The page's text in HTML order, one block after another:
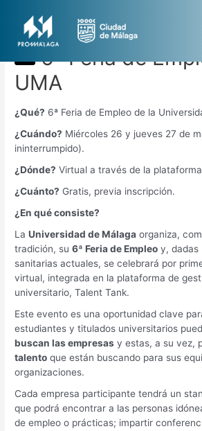
6ª Feria de
UMA
¿Qué? 6ª Feria de Empleo de la
¿Cuándo? Miércoles 26 y jueves 27 de
ininterrumpido).
¿Dónde? Virtual a través de la
¿Cuánto? Gratis, previa inscripción.
¿En qué consiste?
LaUniversidad de Málaga organiza,
tradición, su6ª Feria de Empleo y, dadas
sanitarias actuales, se celebrará por
virtual, integrada en la plataforma de
universitario, Talent Tank.
Este evento es una oportunidad clave
estudiantes y titulados universitarios
buscan las empresas y estas, a su vez,
talento que están buscando para sus
organizaciones.
Cada empresa participante tendrá un
que podrá encontrar a las personas
de empleo o prácticas; impartir